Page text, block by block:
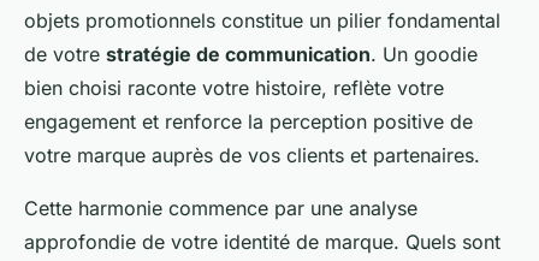
objets promotionnels constitue un pilier fondamental
de votre stratégie de communication. Un goodie
bien choisi raconte votre histoire, reflète votre
engagement et renforce la perception positive de
votre marque auprès de vos clients et partenaires.
Cette harmonie commence par une analyse
approfondie de votre identité de marque. Quels sont